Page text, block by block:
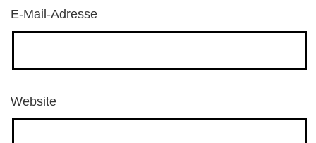
E-Mail-Adresse
Website